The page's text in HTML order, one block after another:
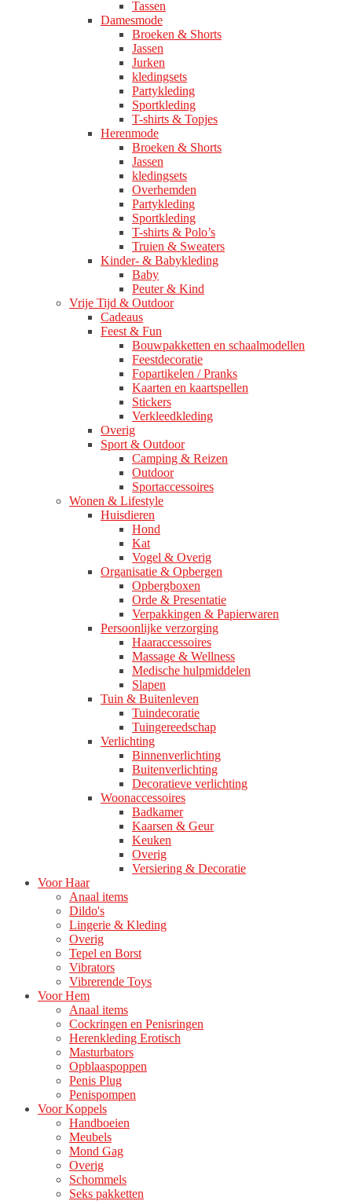
Tassen
Damesmode
Broeken & Shorts
Jassen
Jurken
kledingsets
Partykleding
Sportkleding
T-shirts & Topjes
Herenmode
Broeken & Shorts
Jassen
kledingsets
Overhemden
Partykleding
Sportkleding
T-shirts & Polo’s
Truien & Sweaters
Kinder- & Babykleding
Baby
Peuter & Kind
Vrije Tijd & Outdoor
Cadeaus
Feest & Fun
Bouwpakketten en schaalmodellen
Feestdecoratie
Fopartikelen / Pranks
Kaarten en kaartspellen
Stickers
Verkleedkleding
Overig
Sport & Outdoor
Camping & Reizen
Outdoor
Sportaccessoires
Wonen & Lifestyle
Huisdieren
Hond
Kat
Vogel & Overig
Organisatie & Opbergen
Opbergboxen
Orde & Presentatie
Verpakkingen & Papierwaren
Persoonlijke verzorging
Haaraccessoires
Massage & Wellness
Medische hulpmiddelen
Slapen
Tuin & Buitenleven
Tuindecoratie
Tuingereedschap
Verlichting
Binnenverlichting
Buitenverlichting
Decoratieve verlichting
Woonaccessoires
Badkamer
Kaarsen & Geur
Keuken
Overig
Versiering & Decoratie
Voor Haar
Anaal items
Dildo's
Lingerie & Kleding
Overig
Tepel en Borst
Vibrators
Vibrerende Toys
Voor Hem
Anaal items
Cockringen en Penisringen
Herenkleding Erotisch
Masturbators
Opblaaspoppen
Penis Plug
Penispompen
Voor Koppels
Handboeien
Meubels
Mond Gag
Overig
Schommels
Seks pakketten